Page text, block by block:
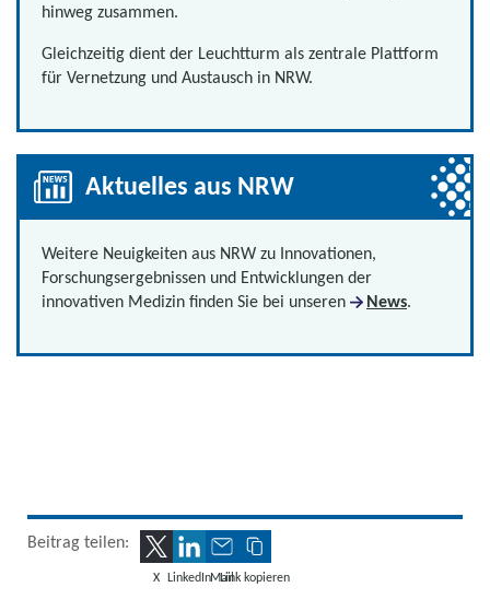
hinweg zusammen.
Gleichzeitig dient der Leuchtturm als zentrale Plattform
für Vernetzung und Austausch in NRW.
Aktuelles aus NRW
Weitere Neuigkeiten aus NRW zu Innovationen,
Forschungsergebnissen und Entwicklungen der
innovativen Medizin finden Sie bei unseren
News.
Beitrag teilen:
X LinkedInMailLink kopieren